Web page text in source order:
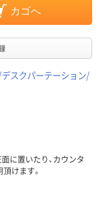
カゴへ
スクパーテーション/
に置いたり、カウンタ
けます。